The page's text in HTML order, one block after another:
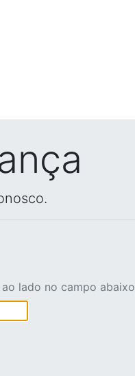
lado no campo abaixo